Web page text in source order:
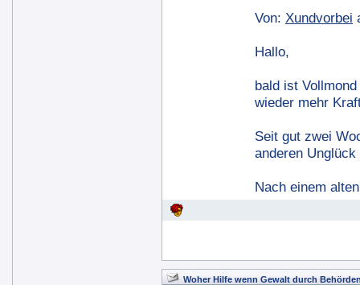
Von: Xundvorbei
Hallo,
bald ist
wieder mehr
Seit gut zwei
anderen
Nach einem
Woher Hilfe wenn Gewalt durch